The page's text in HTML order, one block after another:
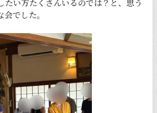
たい方たくさんいるのでは？と、思う
でした。